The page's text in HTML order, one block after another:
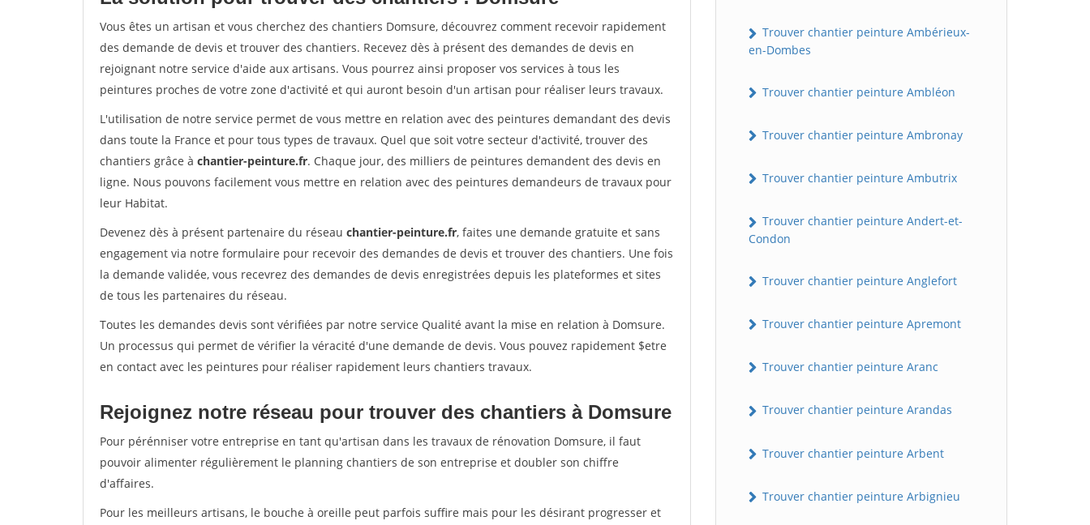
Vous êtes un artisan et vous cherchez des chantiers Domsure, découvrez comment recevoir rapidement
des demande de devis et trouver des chantiers. Recevez dès à présent des demandes de devis en
rejoignant notre service d'aide aux artisans. Vous pourrez ainsi proposer vos services à tous les
peintures proches de votre zone d'activité et qui auront besoin d'un artisan pour réaliser leurs travaux.
L'utilisation de notre service permet de vous mettre en relation avec des peintures demandant des devis
dans toute la France et pour tous types de travaux. Quel que soit votre secteur d'activité, trouver des
chantiers grâce à chantier-peinture.fr. Chaque jour, des milliers de peintures demandent des devis en
ligne. Nous pouvons facilement vous mettre en relation avec des peintures demandeurs de travaux pour
leur Habitat.
Devenez dès à présent partenaire du réseau chantier-peinture.fr, faites une demande gratuite et sans
engagement via notre formulaire pour recevoir des demandes de devis et trouver des chantiers. Une fois
la demande validée, vous recevrez des demandes de devis enregistrées depuis les plateformes et sites
de tous les partenaires du réseau.
Toutes les demandes devis sont vérifiées par notre service Qualité avant la mise en relation à Domsure.
Un processus qui permet de vérifier la véracité d'une demande de devis. Vous pouvez rapidement $etre
en contact avec les peintures pour réaliser rapidement leurs chantiers travaux.
Rejoignez notre réseau pour trouver des chantiers à Domsure
Pour pérénniser votre entreprise en tant qu'artisan dans les travaux de rénovation Domsure, il faut
pouvoir alimenter régulièrement le planning chantiers de son entreprise et doubler son chiffre
d'affaires.
Pour les meilleurs artisans, le bouche à oreille peut parfois suffire mais pour les désirant progresser et
Trouver chantier peinture Ambérieux-
en-Dombes
Trouver chantier peinture Ambléon
Trouver chantier peinture Ambronay
Trouver chantier peinture Ambutrix
Trouver chantier peinture Andert-et-
Condon
Trouver chantier peinture Anglefort
Trouver chantier peinture Apremont
Trouver chantier peinture Aranc
Trouver chantier peinture Arandas
Trouver chantier peinture Arbent
Trouver chantier peinture Arbignieu